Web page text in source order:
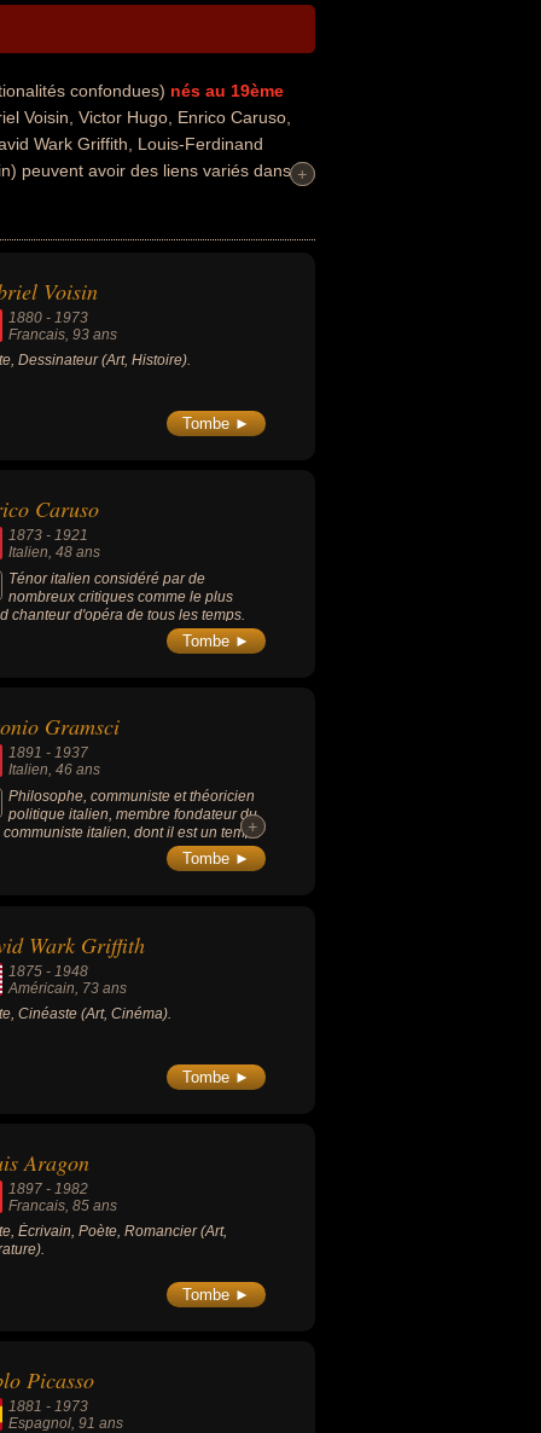
confondues) nés au 19ème
Voisin, Victor Hugo, Enrico Caruso,
Wark Griffith, Louis-Ferdinand
peuvent avoir des liens variés dans
Ces célébrités peuvent
philosophiques, auteur
En ce qui concerne leurs
par exemple.
+
+
Voisin
1880 -1973
Francais, 93 ans
Dessinateur (Art, Histoire).
Tombe ►
Caruso
1873 -1921
Italien, 48 ans
Ténor italien considéré par de
nombreux critiques comme le plus
chanteur d'opéra de tous les temps.
Tombe ►
Gramsci
1891 -1937
Italien, 46 ans
Philosophe, communiste et théoricien
politique italien, membre fondateur du
communiste italien, dont il est un temps
tête, il est emprisonné par le régime
de 1926 à sa mort. Il a
+
+
Tombe ►
Wark Griffith
1875 - 1948
Américain , 73 ans
Cinéaste (Art, Cinéma).
Tombe ►
Aragon
1897 - 1982
Francais , 85 ans
Écrivain, Poète, Romancier (Art,
Tombe ►
Picasso
1881 -1973
Espagnol, 91 ans